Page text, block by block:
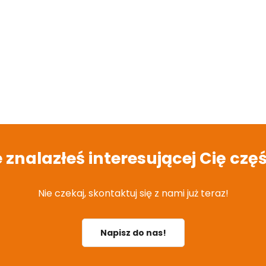
znalazłeś interesującej Cię
Nie czekaj, skontaktuj się z nami już teraz!
Napisz do nas!